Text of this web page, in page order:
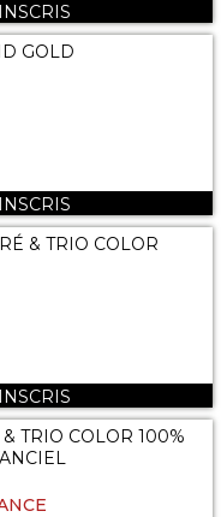
GOLD
& TRIO COLOR
TRIO COLOR 100%